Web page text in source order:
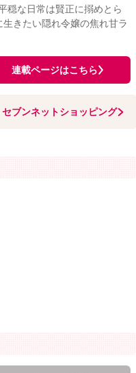
穏な日常は賢正に搦めとら
きたい隠れ令嬢の焦れ甘ラ
連載ページはこちら
セブンネットショッピング